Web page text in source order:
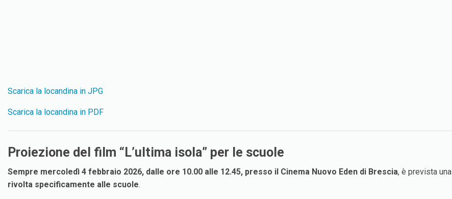
Scarica la locandina in JPG
Scarica la locandina in PDF
Proiezione del film “L’ultima isola” per le scuole
Sempre mercoledì 4 febbraio 2026, dalle ore 10.00 alle 12.45, presso il Cinema Nuovo Eden di Brescia, è prevista una
rivolta specificamente alle scuole.